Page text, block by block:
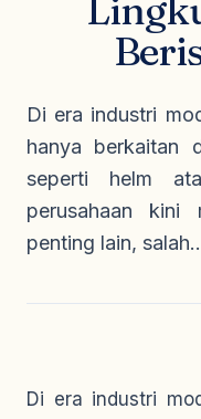
Seragam Medis
Kaos Safety
Olahraga
Di era industri
hanya berkaitan
seperti helm
perusahaan kini
penting lain,
Di era industri